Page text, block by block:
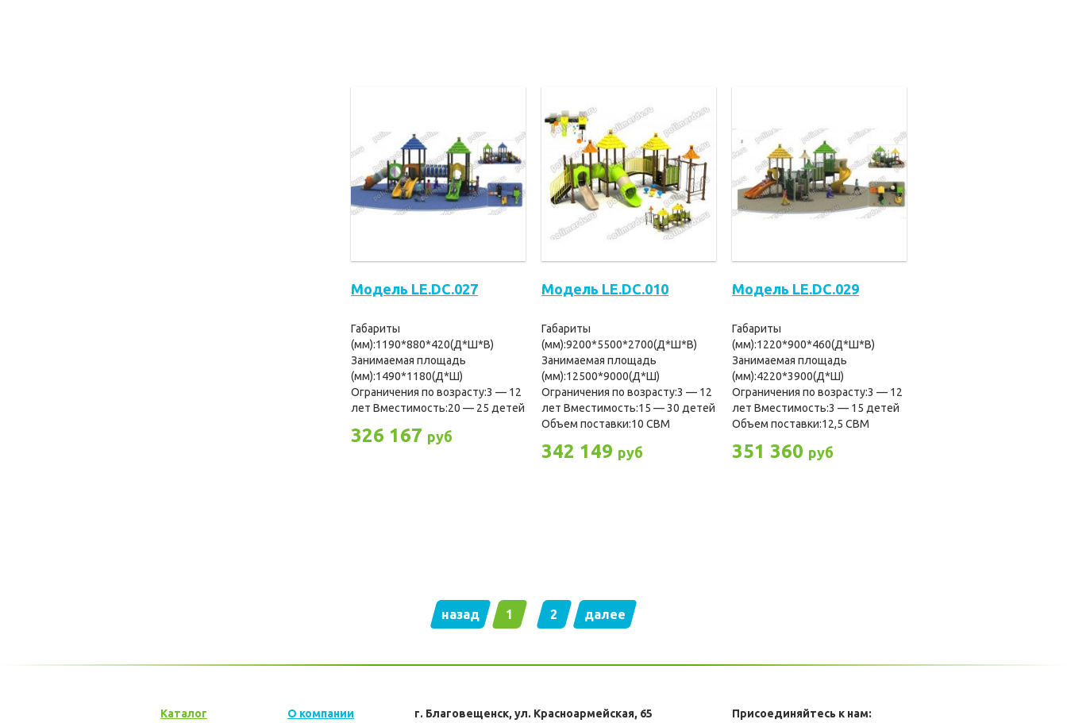
Модель LE.DC.027
Габариты
(мм):1190*880*420(Д*Ш*В)
Занимаемая площадь
(мм):1490*1180(Д*Ш)
Ограничения по возрасту:3 — 12
лет Вместимость:20 — 25 детей
326 167 руб
Модель LE.DC.010
Габариты
(мм):9200*5500*2700(Д*Ш*В)
Занимаемая площадь
(мм):12500*9000(Д*Ш)
Ограничения по возрасту:3 — 12
лет Вместимость:15 — 30 детей
Объем поставки:10 CBM
342 149 руб
Модель LE.DC.029
Габариты
(мм):1220*900*460(Д*Ш*В)
Занимаемая площадь
(мм):4220*3900(Д*Ш)
Ограничения по возрасту:3 — 12
лет Вместимость:3 — 15 детей
Объем поставки:12,5 CBM
351 360 руб
назад 1 2 далее
Каталог О компании г. Благовещенск, ул. Красноармейская, 65 Присоединяйтесь к нам: